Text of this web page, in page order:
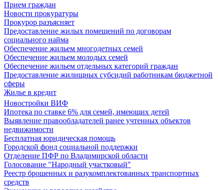
Прием граждан
Новости прокуратуры
Прокурор разъясняет
Предоставление жилых помещений по договорам
социального найма
Обеспечение жильем многодетных семей
Обеспечение жильем молодых семей
Обеспечение жильем отдельных категорий граждан
Предоставление жилищных субсидий работникам бюджетной
сферы
Жилье в кредит
Новостройки ВИФ
Ипотека по ставке 6% для семей, имеющих детей
Выявление правообладателей ранее учтенных объектов
недвижимости
Бесплатная юридическая помощь
Городской фонд социальной поддержки
Отделение ПФР по Владимирской области
Голосование "Народный участковый"
Реестр брошенных и разукомплектованных транспортных
средств